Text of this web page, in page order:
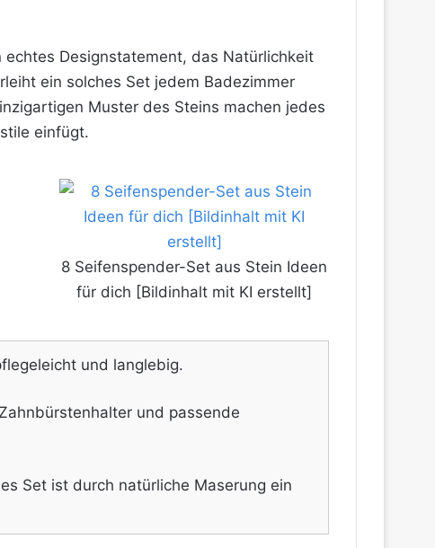
Designstatement, das Natürlichkeit
ein solches Set jedem Badezimmer
Muster des Steins machen jedes
einfügt.
8 Seifenspender-Set aus Stein Ideen
für dich [Bildinhalt mit KI erstellt]
und langlebig.
und passende
Set ist durch natürliche Maserung ein